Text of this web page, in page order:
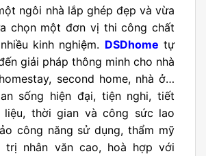
ngôi nhà lắp ghép đẹp và vừa
chọn một đơn vị thi công chất
kinh nghiệm. DSDhome tự
giải pháp thông minh cho nhà
second home, nhà ở…
sống hiện đại, tiện nghi, tiết
liệu, thời gian và công sức lao
công năng sử dụng, thẩm mỹ
trị nhân văn cao, hoà hợp với